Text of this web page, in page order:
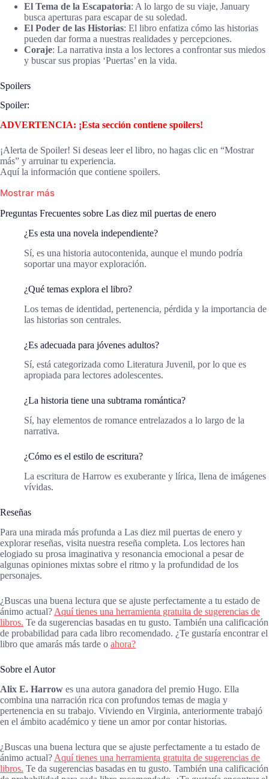
El Tema de la Escapatoria: A lo largo de su viaje, January
busca aperturas para escapar de su soledad.
El Poder de las Historias: El libro enfatiza cómo las historias
pueden dar forma a nuestras realidades y percepciones.
Coraje: La narrativa insta a los lectores a confrontar sus miedos
y buscar sus propias ‘Puertas’ en la vida.
Spoilers
Spoiler:
ADVERTENCIA: ¡Esta sección contiene spoilers!
¡Alerta de Spoiler! Si deseas leer el libro, no hagas clic en “Mostrar
más” y arruinar tu experiencia.
Aquí la información que contiene spoilers.
Mostrar más
Preguntas Frecuentes sobre Las diez mil puertas de enero
¿Es esta una novela independiente?
Sí, es una historia autocontenida, aunque el mundo podría
soportar una mayor exploración.
¿Qué temas explora el libro?
Los temas de identidad, pertenencia, pérdida y la importancia de
las historias son centrales.
¿Es adecuada para jóvenes adultos?
Sí, está categorizada como Literatura Juvenil, por lo que es
apropiada para lectores adolescentes.
¿La historia tiene una subtrama romántica?
Sí, hay elementos de romance entrelazados a lo largo de la
narrativa.
¿Cómo es el estilo de escritura?
La escritura de Harrow es exuberante y lírica, llena de imágenes
vívidas.
Reseñas
Para una mirada más profunda a Las diez mil puertas de enero y
explorar reseñas, visita nuestra reseña completa. Los lectores han
elogiado su prosa imaginativa y resonancia emocional a pesar de
algunas opiniones mixtas sobre el ritmo y la profundidad de los
personajes.
¿Buscas una buena lectura que se ajuste perfectamente a tu estado de
ánimo actual? Aquí tienes una herramienta gratuita de sugerencias de
libros. Te da sugerencias basadas en tu gusto. También una calificación
de probabilidad para cada libro recomendado. ¿Te gustaría encontrar el
libro que amarás más tarde o ahora?
Sobre el Autor
Alix E. Harrow es una autora ganadora del premio Hugo. Ella
combina una narración rica con profundos temas de magia y
pertenencia en su trabajo. Viviendo en Virginia, anteriormente trabajó
en el ámbito académico y tiene un amor por contar historias.
¿Buscas una buena lectura que se ajuste perfectamente a tu estado de
ánimo actual? Aquí tienes una herramienta gratuita de sugerencias de
libros. Te da sugerencias basadas en tu gusto. También una calificación